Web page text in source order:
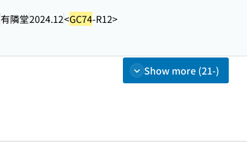
有隣堂2024.12<GC74-R12>
Show more (21-)